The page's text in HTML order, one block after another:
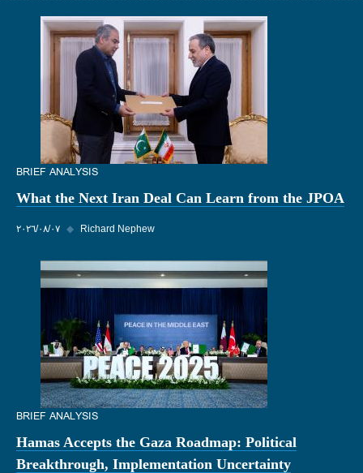
BRIEF ANALYSIS
What the Next Iran Deal Can Learn from the JPOA
٠٧‏/٠٨‏/٢٠٢٦ ◆ Richard Nephew
BRIEF ANALYSIS
Hamas Accepts the Gaza Roadmap: Political
Breakthrough, Implementation Uncertainty